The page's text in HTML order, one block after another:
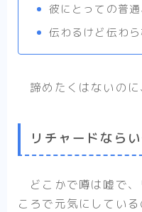
彼にとっての普
伝わるけど伝わ
諦めたくはないのに
リチャードなら
どこかで噂は嘘で、
ころで元気にしてい